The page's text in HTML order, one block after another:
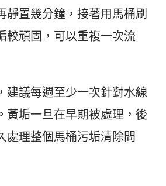
靜置幾分鐘，接著用馬桶刷
較頑固，可以重複一次流
建議每週至少一次針對水線
黃垢一旦在早期被處理，後
處理整個馬桶污垢清除問